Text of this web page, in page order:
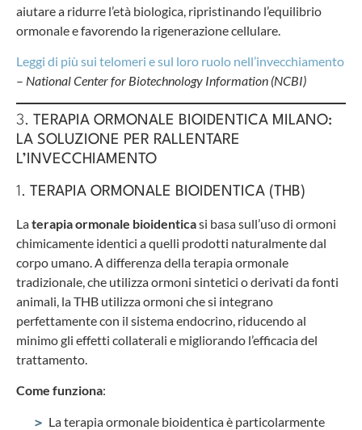
aiutare a ridurre l’età biologica, ripristinando l’equilibrio
ormonale e favorendo la rigenerazione cellulare.
Leggi di più sui telomeri e sul loro ruolo nell’invecchiamento
– National Center for Biotechnology Information (NCBI)
3. TERAPIA ORMONALE BIOIDENTICA MILANO:
LA SOLUZIONE PER RALLENTARE
L’INVECCHIAMENTO
1. TERAPIA ORMONALE BIOIDENTICA (THB)
Laterapia ormonale bioidenticasi basa sull’uso di ormoni
chimicamente identici a quelli prodotti naturalmente dal
corpo umano. A differenza della terapia ormonale
tradizionale, che utilizza ormoni sintetici o derivati da fonti
animali, la THB utilizza ormoni che si integrano
perfettamente con il sistema endocrino, riducendo al
minimo gli effetti collaterali e migliorando l’efficacia del
trattamento.
Come funziona:
La terapia ormonale bioidentica è particolarmente